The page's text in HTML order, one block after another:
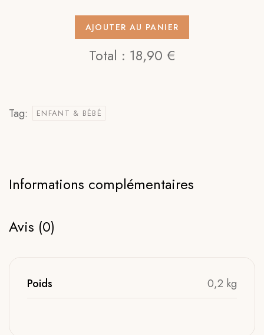
AJOUTER AU PANIER
Total : 18,90 €
Tag: ENFANT & BÉBÉ
Informations complémentaires
Avis (0)
Poids 0,2 kg